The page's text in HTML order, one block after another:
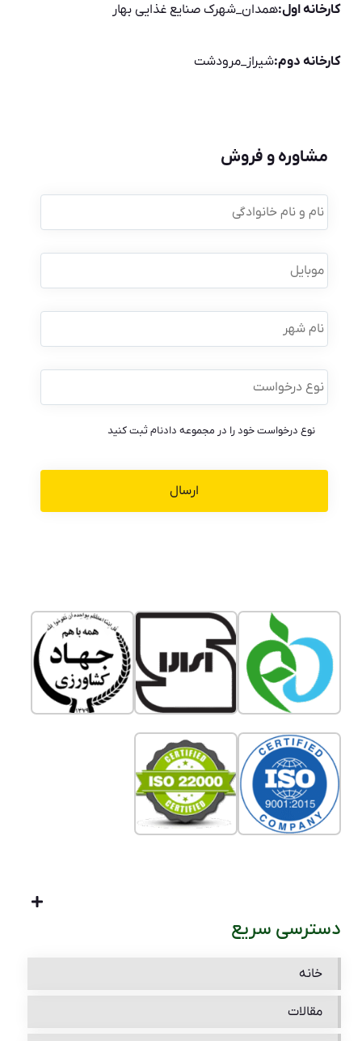
کارخانه اول:همدان_شهرک صنایع غذایی بهار
کارخانه دوم:شیراز_مرودشت
مشاوره و فروش
نام
و
نام
موبایل *
نام
شهر
نوع
درخواست *
نوع درخواست خود را در مجموعه دادنام ثبت کنید
دسترسی سریع
خانه
مقالات